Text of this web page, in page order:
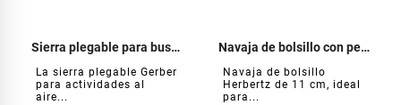
Sierra plegable para bushcraft
La sierra plegable Gerber
para actividades al
aire...
Navaja de bolsillo con pelador
Navaja de bolsillo
Herbertz de 11 cm, ideal
para...